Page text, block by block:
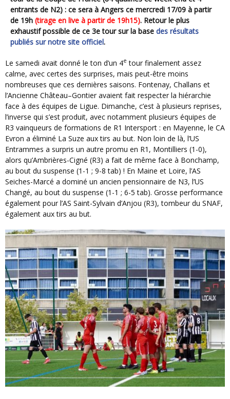
entrants de N2) : ce sera à Angers ce mercredi 17/09 à partir
de 19h (tirage en live à partir de 19h15). Retour le plus
exhaustif possible de ce 3e tour sur la base des résultats
publiés sur notre site officiel.
Le samedi avait donné le ton d’un 4e tour finalement assez
calme, avec certes des surprises, mais peut-être moins
nombreuses que ces dernières saisons. Fontenay, Challans et
l’Ancienne Château–Gontier avaient fait respecter la hiérarchie
face à des équipes de Ligue. Dimanche, c’est à plusieurs reprises,
l’inverse qui s’est produit, avec notamment plusieurs équipes de
R3 vainqueurs de formations de R1 Intersport : en Mayenne, le CA
Evron a éliminé La Suze aux tirs au but. Non loin de là, l’US
Entrammes a surpris un autre promu en R1, Montilliers (1-0),
alors qu’Ambrières-Cigné (R3) a fait de même face à Bonchamp,
au bout du suspense (1-1 ; 9-8 tab) ! En Maine et Loire, l’AS
Seiches-Marcé a dominé un ancien pensionnaire de N3, l’US
Changé, au bout du suspense (1-1 ; 6-5 tab). Grosse performance
également pour l’AS Saint-Sylvain d’Anjou (R3), tombeur du SNAF,
également aux tirs au but.